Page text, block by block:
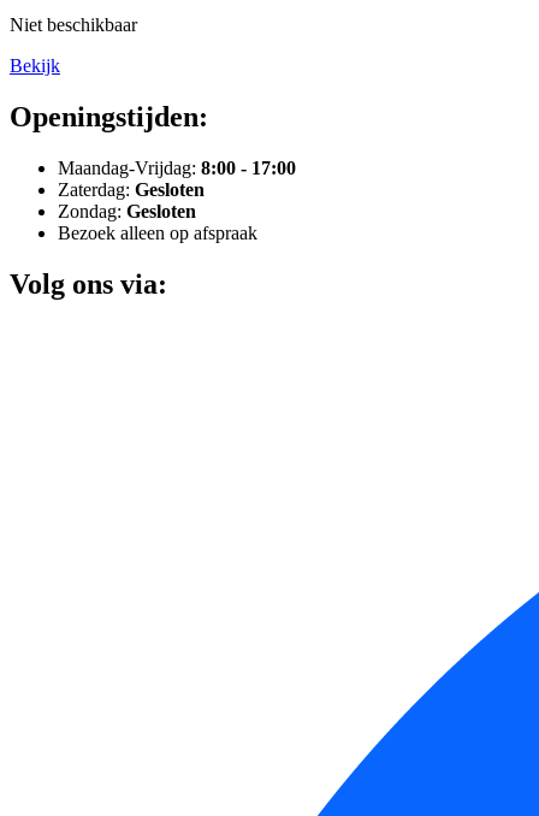
Niet beschikbaar
Bekijk
Openingstijden:
Maandag-Vrijdag: 8:00 - 17:00
Zaterdag: Gesloten
Zondag: Gesloten
Bezoek alleen op afspraak
Volg ons via: